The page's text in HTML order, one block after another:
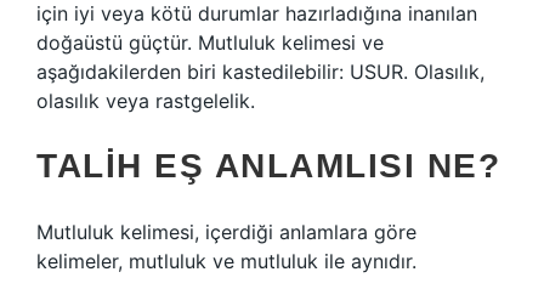
için iyi veya kötü durumlar hazırladığına inanılan
doğaüstü güçtür. Mutluluk kelimesi ve
aşağıdakilerden biri kastedilebilir: USUR. Olasılık,
olasılık veya rastgelelik.
TALIH EŞ ANLAMLISI NE?
Mutluluk kelimesi, içerdiği anlamlara göre
kelimeler, mutluluk ve mutluluk ile aynıdır.